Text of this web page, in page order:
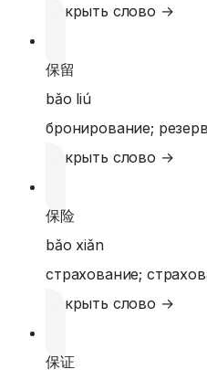
Открыть слово →
保留
bǎo liú
бронирование;
Открыть слово →
保险
bǎo xiǎn
страхование;
Открыть слово →
保证